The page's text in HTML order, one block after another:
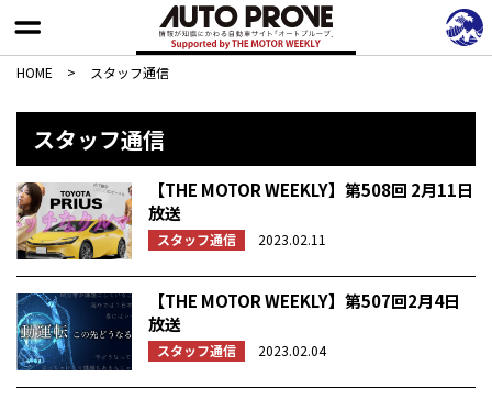
HOME > スタッフ通信
スタッフ通信
【THE MOTOR WEEKLY】第508回 2月11日
放送
スタッフ通信 2023.02.11
【THE MOTOR WEEKLY】第507回2月4日
放送
スタッフ通信 2023.02.04